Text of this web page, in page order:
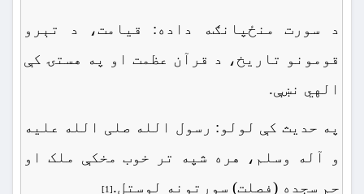
د سورت منځپانګه داده: قیامت، د تېرو
قومونو تاریخ، د قرآن عظمت او په هستۍ کې
الهي نښې.
په حدیث کې لولو: رسول الله صلی الله علیه
و آله وسلم، هره شپه تر خوب مخکې ملک او
حم سجده (فصلت) سورتونه لوستل.[1]